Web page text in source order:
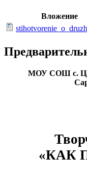
Вложение
МОУ СОШ с.
«КАК